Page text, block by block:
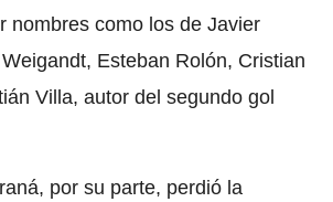
nombres como los de Javier
Esteban Rolón, Cristian
Villa, autor del segundo gol
por su parte, perdió la